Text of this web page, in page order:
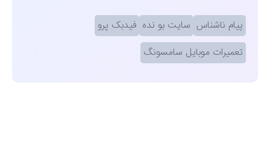
پیام ناشناس سایت بو نده فیدبک پرو
تعمیرات موبایل سامسونگ